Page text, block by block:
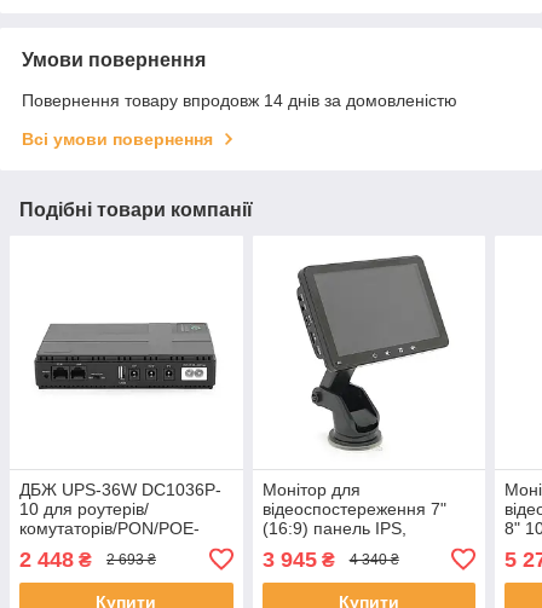
Умови повернення
Повернення товару впродовж 14 днів за домовленістю
Всі умови повернення
Подібні товари компанії
ДБЖ UPS-36W DC1036P-
10 для роутерів/
комутаторів/PON/POE-
10400мAh(4*2600MAh),
USB 3.0, Black, BOX
2 448 ₴ 2 693 ₴
Купити
Монітор для
відеоспостереження 7"
(16:9) панель IPS,
touchscreen, 1024*600ips,
12-24 V, BOX ЕКОБОКС
3 945₴ 4 340 ₴
Купити
8"
5